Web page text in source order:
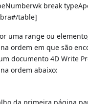
break
table]
uma range ou
ordem em que são
documento 4D Write
ordem abaixo: